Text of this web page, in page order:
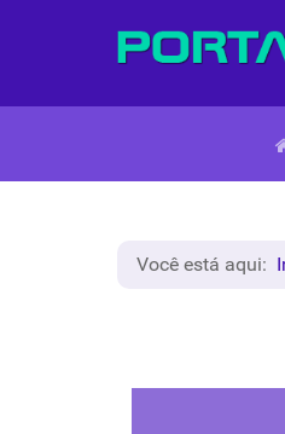
Você está aqui: